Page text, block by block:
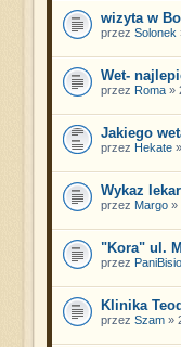
wizyta w
przez Solonek
Wet-
przez Roma»
Jakiego
przez Hekate»
Wykaz
przez Margo»
"Kora" ul.
przez
Klinika
przez Szam»